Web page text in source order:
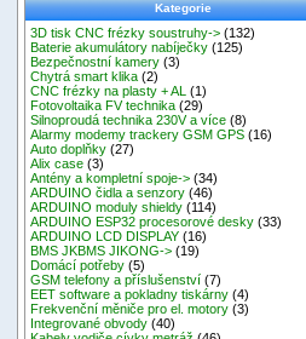
Kategorie
3D tisk CNC frézky soustruhy-> (132)
Baterie akumulátory nabíječky (125)
Bezpečnostní kamery (3)
Chytrá smart klika (2)
CNC frézky na plasty + AL
(1)
Fotovoltaika FV technika (29)
Silnoproudá technika 230V a více (8)
Alarmy modemy trackery GSM GPS (16)
Auto doplňky (27)
Alix case (3)
Antény a kompletní spoje-> (34)
ARDUINO čidla a senzory (46)
ARDUINO moduly shieldy (114)
ARDUINO ESP32 procesorové desky (33)
ARDUINO LCD DISPLAY (16)
BMS JKBMS JIKONG-> (19)
Domácí potřeby (5)
GSM telefony a příslušenství (7)
EET software a pokladny tiskárny (4)
Frekvenční měniče pro el. motory (3)
Integrované obvody (40)